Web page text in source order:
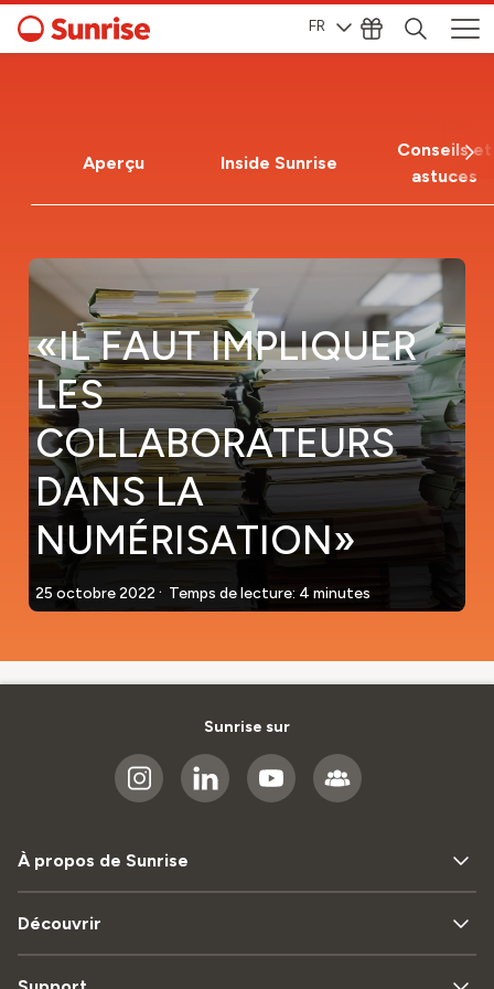
FR
Aperçu Inside Sunrise
Conseils et
astuces
«IL FAUT IMPLIQUER
LES
COLLABORATEURS
DANS LA
NUMÉRISATION»
25 octobre 2022 . Temps de lecture: 4 minutes
Sunrise sur
À propos de Sunrise
Découvrir